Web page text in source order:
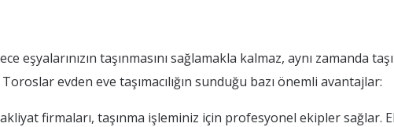
taşınmasını sağlamakla kalmaz, aynı zamanda
evden eve taşımacılığın sunduğu bazı önemli avantajlar:
firmaları, taşınma işleminiz için profesyonel ekipler sağlar.